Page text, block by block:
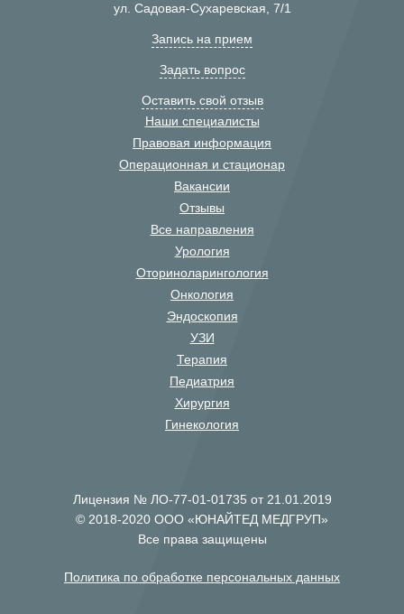
ул. Садовая-Сухаревская, 7/1
Запись на прием
Задать вопрос
Оставить свой отзыв
Наши специалисты
Правовая информация
Операционная и стационар
Вакансии
Отзывы
Все направления
Урология
Оториноларингология
Онкология
Эндоскопия
УЗИ
Терапия
Педиатрия
Хирургия
Гинекология
Лицензия № ЛО-77-01-01735 от 21.01.2019
© 2018-2020 ООО «ЮНАЙТЕД МЕДГРУП»
Все права защищены
Политика по обработке персональных данных